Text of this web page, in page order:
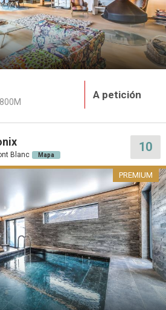
800M
A petición
Blanc Mapa
10
PREMIUM